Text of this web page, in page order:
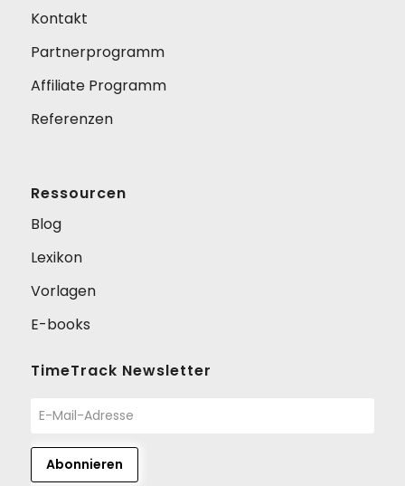
Kontakt
Partnerprogramm
Affiliate Programm
Referenzen
Ressourcen
Blog
Lexikon
Vorlagen
E-books
TimeTrack Newsletter